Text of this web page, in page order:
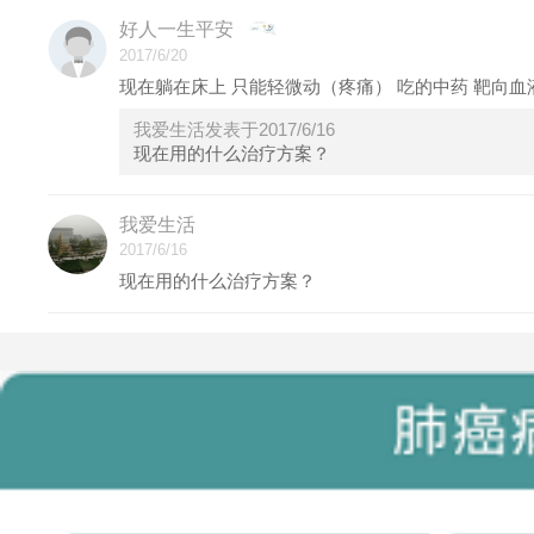
好人一生平安
2017/6/20
现在躺在床上 只能轻微动（疼痛） 吃的中药 靶向血
我爱生活发表于2017/6/16
现在用的什么治疗方案？
我爱生活
2017/6/16
现在用的什么治疗方案？